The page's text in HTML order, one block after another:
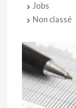
Jobs
Non classé